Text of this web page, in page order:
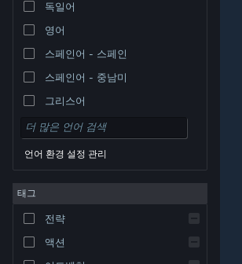
© Valve Corporation. 모든 권리 보유. 모든 상표는 미국
및 기타 국가에서 각각 해당 소유자의 재산입니다.
환불| 쿠키
독일어
영어
스페인어 - 스페인
스페인어 - 중남미
그리스어
언어 환경 설정 관리
태그
전략
액션